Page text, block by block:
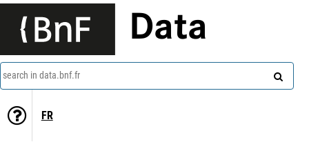
Data
search in data.bnf.fr
FR